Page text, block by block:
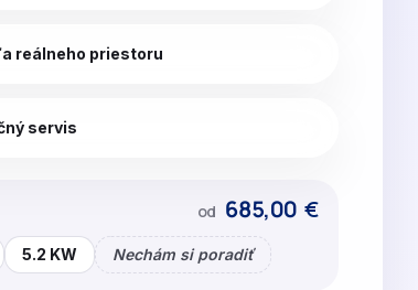
reálneho priestoru
servis
od 685,00 €
5.2 KW Nechám si poradiť